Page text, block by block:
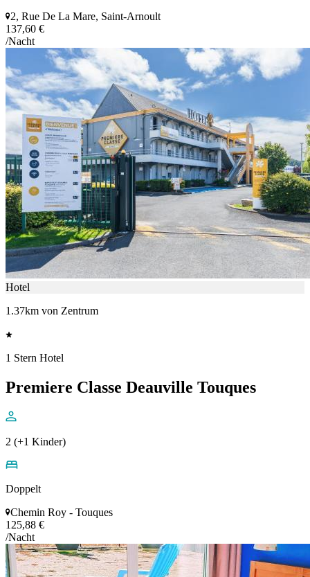
2, Rue De La Mare, Saint-Arnoult
137,60 €
/Nacht
Hotel
1.37km von Zentrum
1 Stern Hotel
Premiere Classe Deauville Touques
2 (+1 Kinder)
Doppelt
Chemin Roy - Touques
125,88 €
/Nacht